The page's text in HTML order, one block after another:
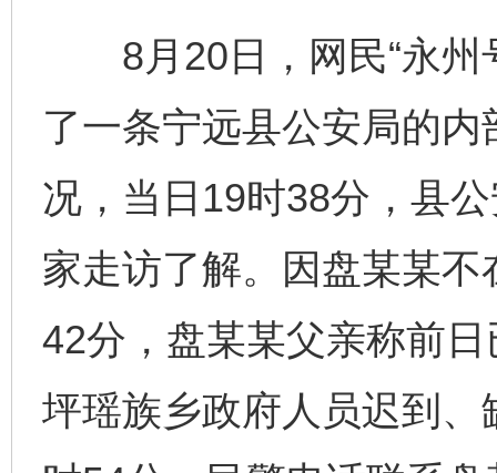
8月20日，网民“永州
了一条宁远县公安局的
况，当日19时38分，县
家走访了解。因盘某某
42分，盘某某父亲称前
坪瑶族乡政府人员迟到